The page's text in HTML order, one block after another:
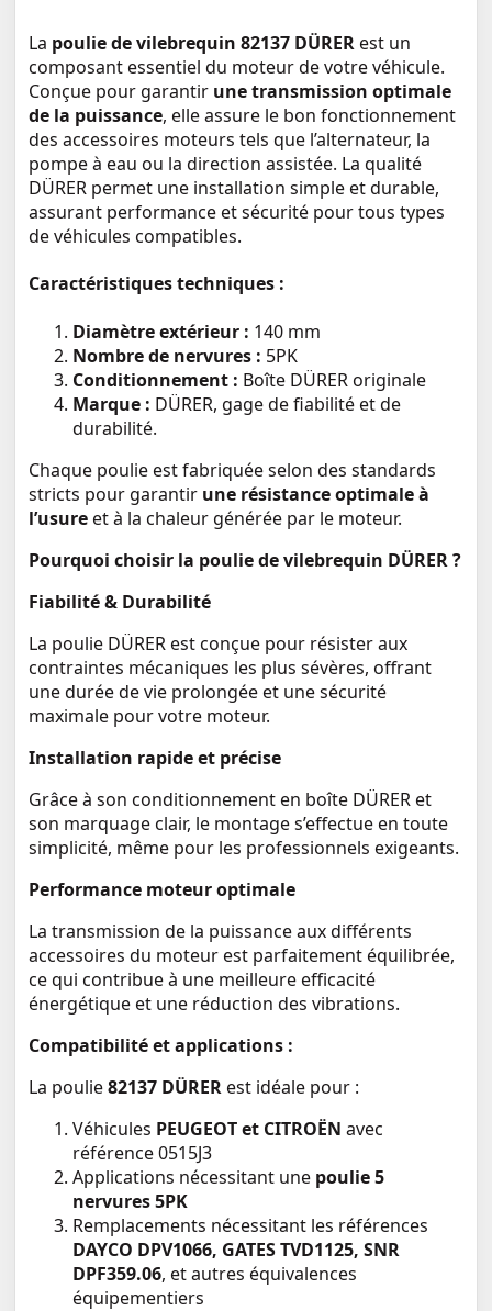
La poulie de vilebrequin 82137 DÜRERest un
composant essentiel du moteur de votre véhicule.
Conçue pour garantir une transmission optimale
de la puissance, elle assure le bon fonctionnement
des accessoires moteurs tels que l’alternateur, la
pompe à eau ou la direction assistée. La qualité
DÜRER permet une installation simple et durable,
assurant performance et sécurité pour tous types
de véhicules compatibles.
Caractéristiques techniques :
Diamètre extérieur : 140 mm
Nombre de nervures : 5PK
Conditionnement : Boîte DÜRER originale
Marque : DÜRER, gage de fiabilité et de
durabilité.
Chaque poulie est fabriquée selon des standards
stricts pour garantir une résistance optimale à
l’usureet à la chaleur générée par le moteur.
Pourquoi choisir la poulie de vilebrequin DÜRER ?
Fiabilité & Durabilité
La poulie DÜRER est conçue pour résister aux
contraintes mécaniques les plus sévères, offrant
une durée de vie prolongée et une sécurité
maximale pour votre moteur.
Installation rapide et précise
Grâce à son conditionnement en boîte DÜRER et
son marquage clair, le montage s’effectue en toute
simplicité, même pour les professionnels exigeants.
Performance moteur optimale
La transmission de la puissance aux différents
accessoires du moteur est parfaitement équilibrée,
ce qui contribue à une meilleure efficacité
énergétique et une réduction des vibrations.
Compatibilité et applications :
La poulie82137 DÜRERest idéale pour :
Véhicules PEUGEOT et CITROËN avec
référence 0515J3
Applications nécessitant une poulie 5
nervures 5PK
Remplacements nécessitant les références
DAYCO DPV1066, GATES TVD1125, SNR
DPF359.06, et autres équivalences
équipementiers